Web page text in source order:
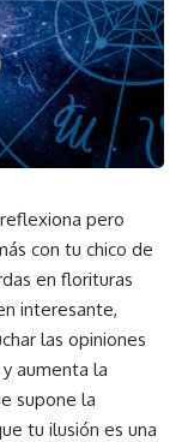
pero
con tu chico de
en florituras
interesante,
las opiniones
aumenta la
supone la
tu ilusión es una